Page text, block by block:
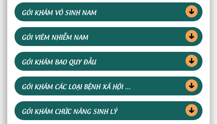
GÓI KHÁM VÔ SINH NAM
GÓI VIÊM NHIỄM NAM
GÓI KHÁM BAO QUY ĐẦU
GÓI KHÁM CÁC LOẠI BỆNH XÃ HỘI ...
GÓI KHÁM CHỨC NĂNG SINH LÝ